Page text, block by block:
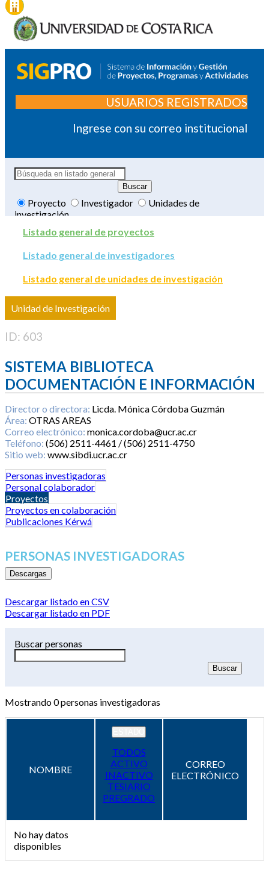
USUARIOS REGISTRADOS
Ingrese con su correo institucional
Proyecto Investigador
Unidades de
investigación
Listado general de proyectos
Listado general de investigadores
Listado general de unidades de investigación
Unidad de Investigación
ID: 603
SISTEMA BIBLIOTECA
DOCUMENTACIÓN E INFORMACIÓN
Director o directora: Licda. Mónica Córdoba Guzmán
Área: OTRAS AREAS
Correo electrónico: monica.cordoba@ucr.ac.cr
Teléfono: (506) 2511-4461 / (506) 2511-4750
Sitio web: www.sibdi.ucr.ac.cr
Personas investigadoras
Personal colaborador
Proyectos
Proyectos en colaboración
Publicaciones Kérwá
PERSONAS INVESTIGADORAS
Descargas
Descargar listado en CSV
Descargar listado en PDF
Buscar personas
Mostrando0personas investigadoras
NOMBRE
TODOS
ACTIVO
INACTIVO
TESIARIO
PREGRADO
CORREO
ELECTRÓNICO
No hay datos
disponibles